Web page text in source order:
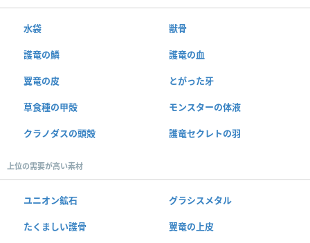
水袋 獣骨
護竜の鱗 護竜の血
翼竜の皮 とがった牙
草食種の甲殻 モンスターの体液
クラノダスの頭殻 護竜セクレトの羽
上位の需要が高い素材
ユニオン鉱石 グラシスメタル
たくましい護骨 翼竜の上皮